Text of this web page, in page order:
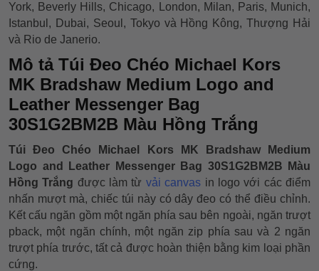
York, Beverly Hills, Chicago, London, Milan, Paris, Munich,
Istanbul, Dubai, Seoul, Tokyo và Hồng Kông, Thượng Hải
và Rio de Janerio.
Mô tả Túi Đeo Chéo Michael Kors
MK Bradshaw Medium Logo and
Leather Messenger Bag
30S1G2BM2B Màu Hồng Trắng
Túi Đeo Chéo Michael Kors MK Bradshaw Medium
Logo and Leather Messenger Bag 30S1G2BM2B Màu
Hồng Trắng được làm từ vải canvas in logo với các điểm
nhấn mượt mà, chiếc túi này có dây đeo có thể điều chỉnh.
Kết cấu ngăn gồm một ngăn phía sau bên ngoài, ngăn trượt
pback, một ngăn chính, một ngăn zip phía sau và 2 ngăn
trượt phía trước, tất cả được hoàn thiện bằng kim loại phần
cứng.